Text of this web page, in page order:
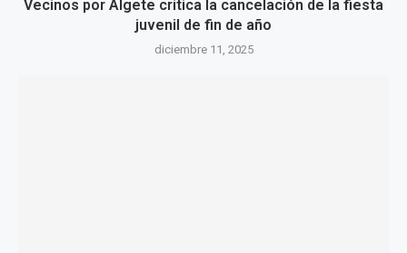
Vecinos por Algete critica la cancelación de la fiesta
juvenil de fin de año
diciembre 11, 2025